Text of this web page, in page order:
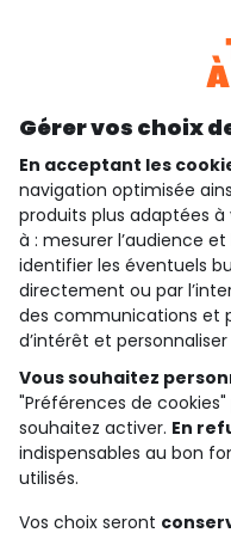
qui sommes-nous ?
besoin d'aide ?
le club fidélité
notre catalogue
Conditions générales de
Conditions d’utilisation des
Politique de confidentialité
Cookies et données
Gérer vos choix
En acceptant les
navigation optimisée
produits plus adaptées à
à : mesurer l’audience
identifier les éventuels
directement ou par
des communications et
d’intérêt et
Vous souhaitez
"Préférences de
souhaitez activer. En
indispensables au bon
utilisés.
Vos choix seront